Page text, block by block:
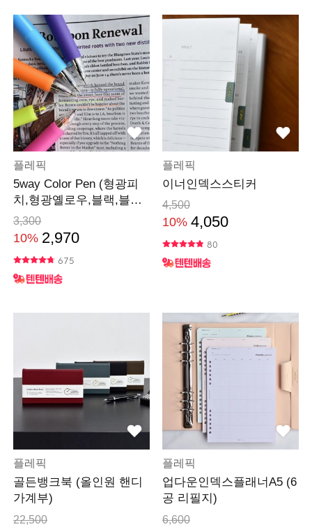
플레픽
5way Color Pen (형광피
치,형광옐로우,블랙,블루,
레드 5색심)
3,300
10% 2,970
675
플레픽
이너인덱스스티커
4,500
10% 4,050
80
플레픽
골든뱅크북 (올인원 핸디
가계부)
22,500
플레픽
업다운인덱스플래너A5 (6
공 리필지)
6,600